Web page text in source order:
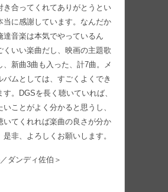
き合ってくれてありがとうとい
当に感謝しています。なんだか
達音楽は本気でやっているん
くいい楽曲だし、映画の主題歌
、新曲3曲も入った、計7曲。メ
バムとしては、すごくよくでき
。DGSを長く聴いていれば、
ことがよく分かると思うし、
いてくれれば楽曲の良さが分か
非、よろしくお願いします。
ダンディ佐伯＞